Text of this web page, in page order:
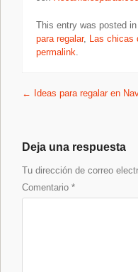
This entry was posted in
para regalar, Las
permalink
Post navigation
← Ideas para regalar en
Deja una respuesta
Tu dirección de correo
Comentario *